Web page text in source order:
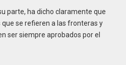
parte, ha dicho claramente que
se refieren a las fronteras y
ser siempre aprobados por el